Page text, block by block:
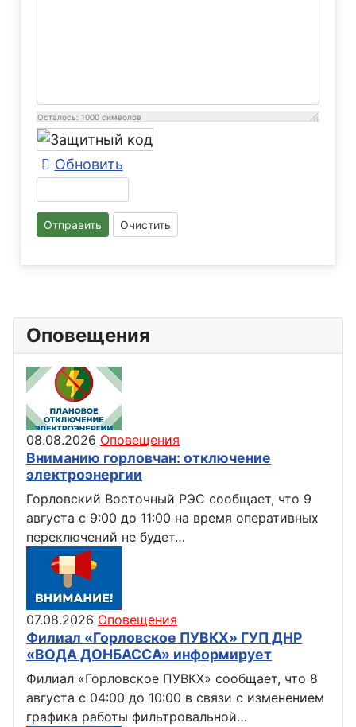
Осталось: 1000 символов
Обновить
Отправить Очистить
Оповещения
08.08.2026 Оповещения
Вниманию горловчан: отключение
электроэнергии
Горловский Восточный РЭС сообщает, что 9
августа с 9:00 до 11:00 на время оперативных
переключений не будет…
07.08.2026 Оповещения
Филиал «Горловское ПУВКХ» ГУП ДНР
«ВОДА ДОНБАССА» информирует
Филиал «Горловское ПУВКХ» сообщает, что 8
августа с 04:00 до 10:00 в связи с изменением
графика работы фильтровальной…